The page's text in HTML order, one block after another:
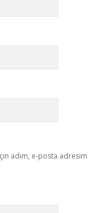
adım, e-posta adresim